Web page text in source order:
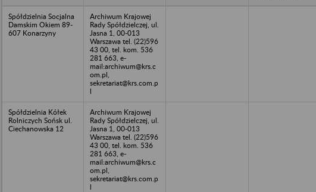
Spółdzielnia Socjalna
Damskim Okiem 89-
607 Konarzyny
Archiwum Krajowej
Rady Spółdzielczej, ul.
Jasna 1, 00-013
Warszawa tel. (22)596
43 00, tel. kom. 536
281 663, e-
mail:archiwum@krs.c
om.pl,
sekretariat@krs.com.p
l
Spółdzielnia Kółek
Rolniczych Sońsk ul.
Ciechanowska 12
Archiwum Krajowej
Rady Spółdzielczej, ul.
Jasna 1, 00-013
Warszawa tel. (22)596
43 00, tel. kom. 536
281 663, e-
mail:archiwum@krs.c
om.pl,
sekretariat@krs.com.p
l